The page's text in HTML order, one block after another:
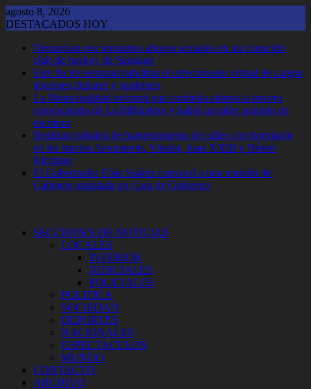
Saltar
al
agosto 8, 2026
DESTACADOS HOY
Denuncian por presuntos abusos sexuales en un conocido
club de hockey de Santiago
Este fin de ssemana habilitan el ofrecimiento virtual de cargos
docentes titulares y suplentes
La Municipalidad informó que continúa abierta la tercera
convocatoria de La Bibliodera y habrá un taller gratuito de
escritura
Realizan trabajos de mantenimiento de calles con hormigón
en los barrios Aeropuerto, Vinalar, Juan XXIII y Néstor
Kirchner
El Gobernador Elias Suárez convocó a una reunión de
Gabinete ampliada en Casa de Gobierno
SECCIONES DE NOTICIAS
LOCALES
INTERIOR
JUDICIALES
POLICIALES
POLITICA
SOCIEDAD
DEPORTES
NACIONALES
ESPECTACULOS
MUNDO
CONTACTO
ARCHIVO